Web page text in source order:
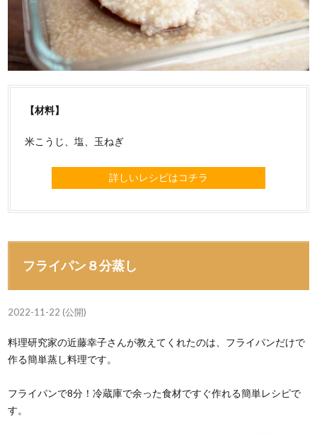
【材料】
米こうじ、塩、玉ねぎ
詳しいレシピはコチラ
フライパン８分蒸し
2022-11-22 (公開)
料理研究家の近藤幸子さんが教えてくれたのは、フライパンだけで
作る簡単蒸し料理です。
フライパンで8分！冷蔵庫で余った食材ですぐ作れる簡単レシピで
す。